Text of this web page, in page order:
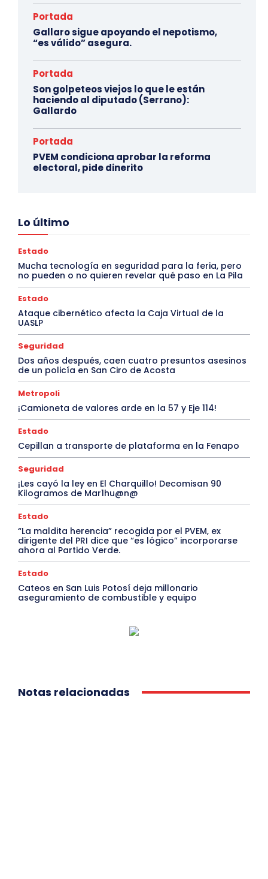
Portada
Gallaro sigue apoyando el nepotismo,
“es válido” asegura.
Portada
Son golpeteos viejos lo que le están
haciendo al diputado (Serrano):
Gallardo
Portada
PVEM condiciona aprobar la reforma
electoral, pide dinerito
Lo último
Estado
Mucha tecnología en seguridad para la feria, pero
no pueden o no quieren revelar qué paso en La Pila
Estado
Ataque cibernético afecta la Caja Virtual de la
UASLP
Seguridad
Dos años después, caen cuatro presuntos asesinos
de un policía en San Ciro de Acosta
Metropoli
¡Camioneta de valores arde en la 57 y Eje 114!
Estado
Cepillan a transporte de plataforma en la Fenapo
Seguridad
¡Les cayó la ley en El Charquillo! Decomisan 90
Kilogramos de Mar1hu@n@
Estado
“La maldita herencia” recogida por el PVEM, ex
dirigente del PRI dice que “es lógico” incorporarse
ahora al Partido Verde.
Estado
Cateos en San Luis Potosí deja millonario
aseguramiento de combustible y equipo
Notas relacionadas